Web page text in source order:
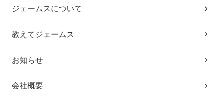
ジェームスについて
教えてジェームス
お知らせ
会社概要